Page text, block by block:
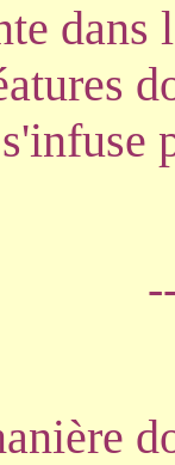
dans
s'infuse